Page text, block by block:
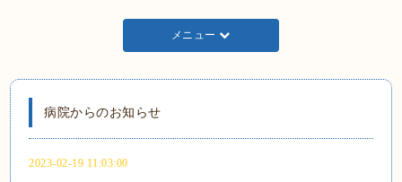
メニュー
病院からのお知らせ
2023-02-19 11:03:00